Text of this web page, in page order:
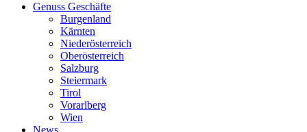
Genuss Geschäfte
Burgenland
Kärnten
Niederösterreich
Oberösterreich
Salzburg
Steiermark
Tirol
Vorarlberg
Wien